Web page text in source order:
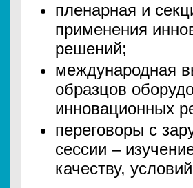
пленарная и
применения
решений;
международная
образцов
инновационных
переговоры с
сессии –
качеству,